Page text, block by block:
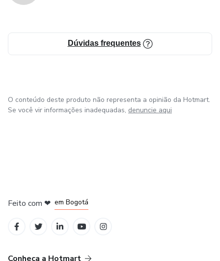
Dúvidas frequentes
O conteúdo deste produto não representa a opinião da Hotmart.
Se você vir informações inadequadas, denuncie aqui
Feito com ❤ em Bogotá
Conheça a Hotmart